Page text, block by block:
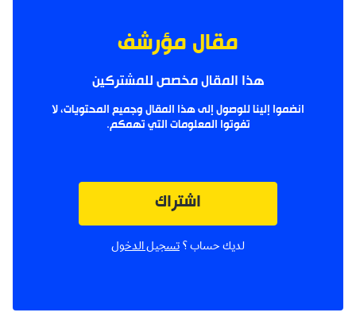
مقال مؤرشف
هذا المقال مخصص للمشتركين
انضموا إلينا للوصول إلى هذا المقال وجميع المحتويات، لا
تفوتوا المعلومات التي تهمكم.
اشتراك
لديك حساب ؟ تسجيل الدخول